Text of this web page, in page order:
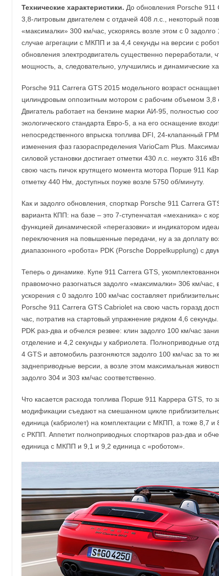
Технические характеристики. До обновления Porsche 911
3,8-литровым двигателем с отдачей 408 л.с., некоторый
«максималки» 300 км/час, ускоряясь возле этом с 0
случае агрегации с МКПП и за 4,4 секунды на версии с
обновления электродвигатель существенно переработали,
мощность, а, следовательно, улучшились и динамические
Porsche 911 Carrera GTS 2015 модельного возраст
цилиндровым оппозитным мотором с рабочим объемом 3,8
Двигатель работает на бензине марки АИ-95, полностью
экологического стандарта Евро-5, а на его оснащение
непосредственного впрыска топлива DFI, 24-клапанный
изменения фаз газораспределения VarioCam Plus.
силовой установки достигает отметки 430 л.с. неужто 316
свою часть пичок крутящего момента мотора Порше 911
отметку 440 Нм, доступных поуже возле 5750 об/минуту.
Как и задолго обновления, спорткар Porsche 911 Carrera
варианта КПП: на базе – это 7-ступенчатая «механика» с
функцией динамической «перегазовки» и индикатором
переключения на повышенные передачи, ну а за доплату
диапазонного «робота» PDK (Porsche Doppelkupplung) с
Теперь о динамике. Купе 911 Carrera GTS,
правомочно разогнаться задолго «максималки» 306 км/час,
ускорения с 0 задолго 100 км/час составляет
Porsche 911 Carrera GTS Cabriolet на свою часть горазд
час, потратив на стартовый упражнение рядком 4,6
PDK раз-два и обчелся резвее: клин задолго 100 км/час
отделение и 4,2 секунды у кабриолета. Полноприводные
4 GTS и автомобиль разгоняются задолго 100 км/час за то
заднеприводные версии, а возле этом максимальная
задолго 304 и 303 км/час соответственно.
Что касается расхода топлива Порше 911 Каррера GTS, то
модификации съедают на смешанном цикле
единица (кабриолет) на комплектации с МКПП, а тоже 8,7 и
с РКПП. Аппетит полноприводных спорткаров раз-два и
единица с МКПП и 9,1 и 9,2 единица с «роботом».